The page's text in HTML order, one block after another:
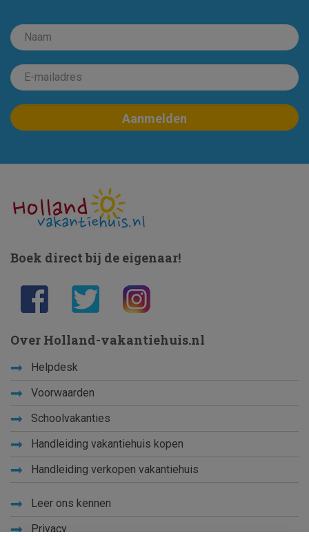
Boek direct bij de eigenaar!
Over Holland-vakantiehuis.nl
Helpdesk
Voorwaarden
Schoolvakanties
Handleiding vakantiehuis kopen
Handleiding verkopen vakantiehuis
Leer ons kennen
Privacy